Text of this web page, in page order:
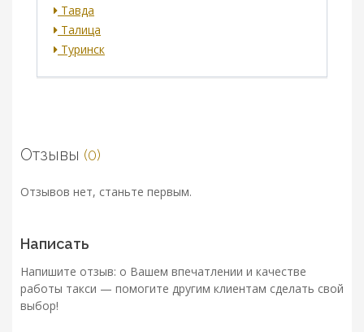
Тавда
Талица
Туринск
Отзывы (0)
Отзывов нет, станьте первым.
Написать
Напишите отзыв: о Вашем впечатлении и качестве
работы такси — помогите другим клиентам сделать свой
выбор!